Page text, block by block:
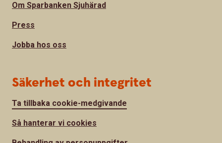
Om Sparbanken Sjuhärad
Press
Jobba hos oss
Säkerhet och integritet
Ta tillbaka cookie-medgivande
Så hanterar vi cookies